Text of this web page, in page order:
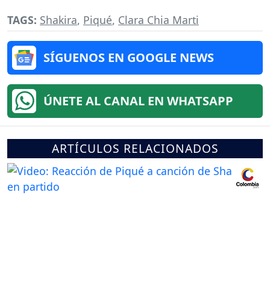
TAGS: Shakira, Piqué, Clara Chia Marti
SÍGUENOS EN GOOGLE NEWS
ÚNETE AL CANAL EN WHATSAPP
ARTÍCULOS RELACIONADOS